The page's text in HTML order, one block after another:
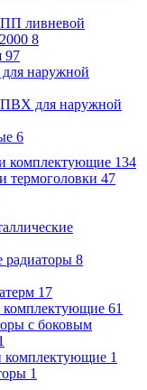
ливневой
8
97
наружной
для наружной
6
комплектующие 134
термоголовки 47
радиаторы 8
17
комплектующие 61
с боковым
комплектующие 1
1